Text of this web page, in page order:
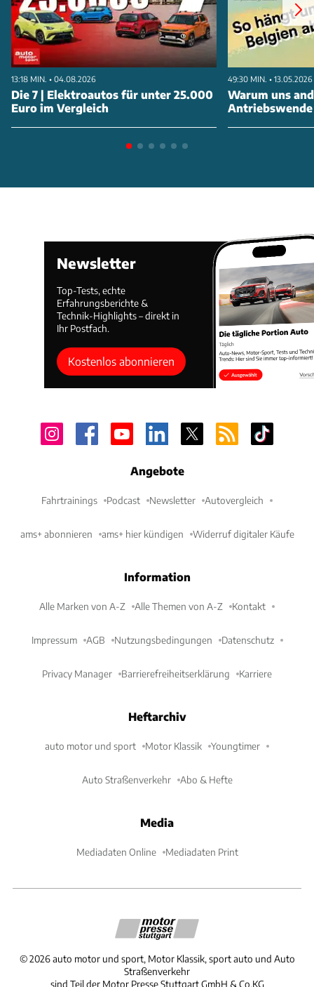
13:18 MIN. • 04.08.2026
Die 7 | Elektroautos für unter 25.000
Euro im Vergleich
49:30 MIN. • 13.05.2026
Warum uns
Newsletter
Top-Tests, echte
Erfahrungsberichte &
Technik-Highlights – direkt in
Ihr Postfach.
Kostenlos abonnieren
Angebote
Fahrtrainings Podcast Newsletter Autovergleich
ams+ abonnieren ams+ hier kündigen Widerruf digitaler Käufe
Information
Alle Marken von A-Z Alle Themen von A-Z Kontakt
Impressum AGB Nutzungsbedingungen Datenschutz
Privacy Manager Barrierefreiheitserklärung Karriere
Heftarchiv
auto motor und sport Motor Klassik Youngtimer
Auto Straßenverkehr Abo & Hefte
Media
Mediadaten Online Mediadaten Print
©2026 auto motor und sport, Motor Klassik, sport auto und Auto
Straßenverkehr
sind Teil der Motor Presse Stuttgart GmbH & Co.KG